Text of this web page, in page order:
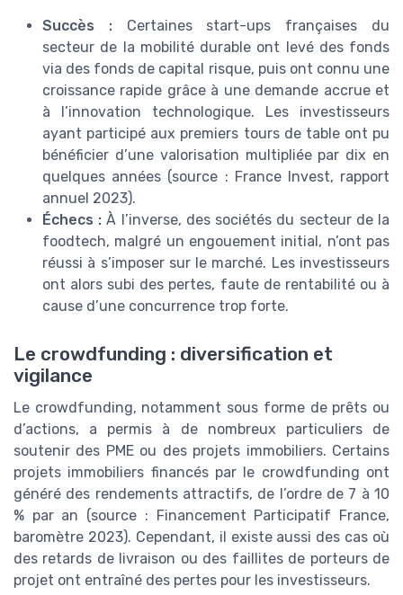
Succès :Certaines start-ups françaises du
secteur de la mobilité durable ont levé des fonds
via des fonds de capital risque, puis ont connu une
croissance rapide grâce à une demande accrue et
à l’innovation technologique. Les investisseurs
ayant participé aux premiers tours de table ont pu
bénéficier d’une valorisation multipliée par dix en
quelques années (source : France Invest, rapport
annuel 2023).
Échecs : À l’inverse, des sociétés du secteur de la
foodtech, malgré un engouement initial, n’ont pas
réussi à s’imposer sur le marché. Les investisseurs
ont alors subi des pertes, faute de rentabilité ou à
cause d’une concurrence trop forte.
Le crowdfunding : diversification et
vigilance
Le crowdfunding, notamment sous forme de prêts ou
d’actions, a permis à de nombreux particuliers de
soutenir des PME ou des projets immobiliers. Certains
projets immobiliers financés par le crowdfunding ont
généré des rendements attractifs, de l’ordre de 7 à 10
% par an (source : Financement Participatif France,
baromètre 2023). Cependant, il existe aussi des cas où
des retards de livraison ou des faillites de porteurs de
projet ont entraîné des pertes pour les investisseurs.